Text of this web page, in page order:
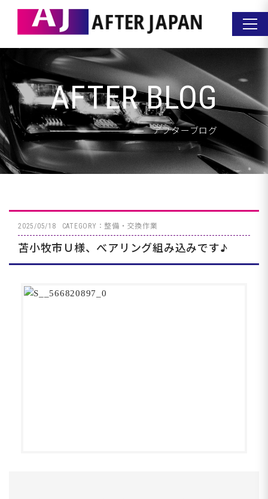
AFTER BLOG
アフターブログ
2025/05/18 CATEGORY：整備・交換作業
苫小牧市Ｕ様、べアリング組み込みです♪